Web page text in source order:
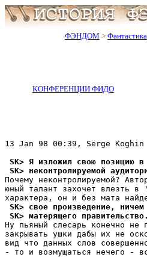
ФЭНДОМ > Фантастика
КОНФЕРЕНЦИИ ФИДО
13 Jan 98 00:39, Serge
SK> Я изложил свою позицию
SK> неконтролируемой
Почему неконтролируемой?
юный талант захочет влезть в
SK> свое произведение,
SK> матерящего правительство.
Ну пьяный слесарь конечно
закрывать ушки дабы их не
вид что данных слов
- то и возмущаться нечего -